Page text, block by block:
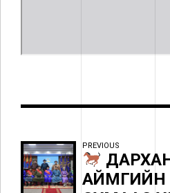
PREVIOUS
АЙМГИЙН